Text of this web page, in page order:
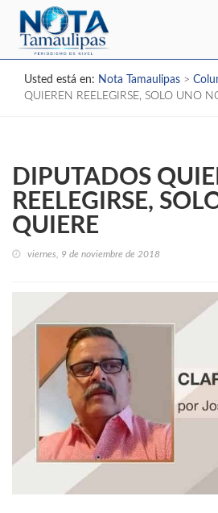
Usted está en: Nota Tamaulipas >
QUIEREN REELEGIRSE, SOLO UNO
DIPUTADOS
REELEGIRSE,
QUIERE
viernes, 9 de noviembre de 2018